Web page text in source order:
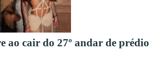
ao cair do 27º andar de prédio